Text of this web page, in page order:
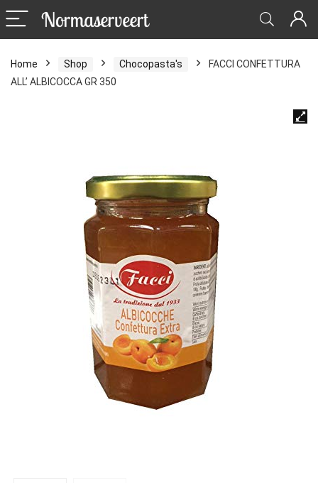
Home Shop Chocopasta's
FACCI CONFETTURA
ALL’ ALBICOCCA GR 350